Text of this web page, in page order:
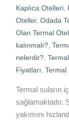
Kaplıca Otelleri,
Oteller, Odada
Olan Termal
kalınmalı?,
nelerdir?,
Fiyatları Termal
Termal suların
sağlamaktadır.
yakımını